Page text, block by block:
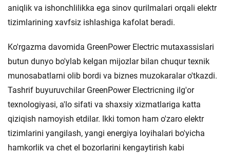
aniqlik va ishonchlilikka ega sinov qurilmalari orqali elektr
tizimlarining xavfsiz ishlashiga kafolat beradi.
Ko'rgazma davomida GreenPower Electric mutaxassislari
butun dunyo bo'ylab kelgan mijozlar bilan chuqur texnik
munosabatlarni olib bordi va biznes muzokaralar o'tkazdi.
Tashrif buyuruvchilar GreenPower Electricning ilg'or
texnologiyasi, a'lo sifati va shaxsiy xizmatlariga katta
qiziqish namoyish etdilar. Ikki tomon ham o'zaro elektr
tizimlarini yangilash, yangi energiya loyihalari bo'yicha
hamkorlik va chet el bozorlarini kengaytirish kabi